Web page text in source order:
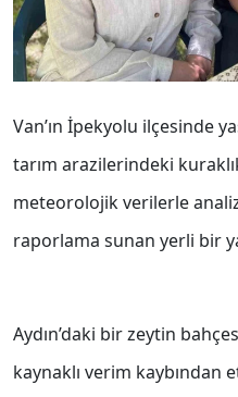
Van’ın İpekyolu ilçesinde
tarım arazilerindeki
meteorolojik verilerle
raporlama sunan yerli bir
Aydın’daki bir zeytin
kaynaklı verim kaybından